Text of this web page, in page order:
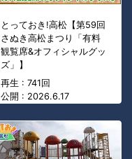
とっておき!高松【第59回
さぬき高松まつり「有料
観覧席&オフィシャルグッ
ズ」】
再生 : 741回
公開 : 2026.6.17